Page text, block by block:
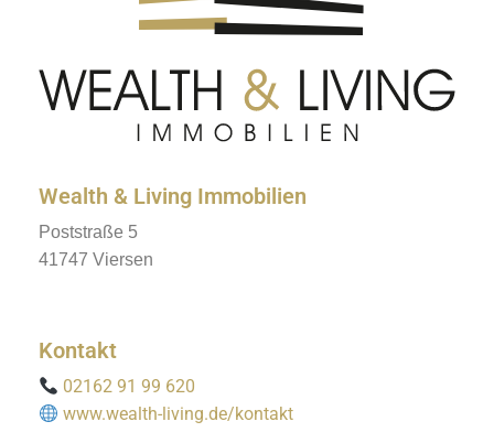
Wealth & Living Immobilien
Poststraße 5
41747 Viersen
Kontakt
02162 91 99 620
www.wealth-living.de/kontakt